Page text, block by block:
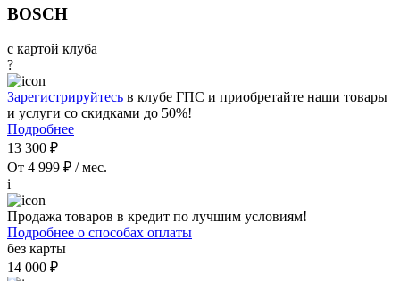
BOSCH
с картой клуба
?
Зарегистрируйтесь в клубе ГПС и приобретайте наши товары
и услуги со скидками до 50%!
Подробнее
13 300 ₽
От 4 999 ₽ / мес.
i
Продажа товаров в кредит по лучшим условиям!
Подробнее о способах оплаты
без карты
14 000 ₽